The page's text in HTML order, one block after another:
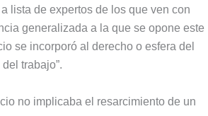
lista de expertos de los que ven con
generalizada a la que se opone este
se incorporó al derecho o esfera del
trabajo”.
no implicaba el resarcimiento de un